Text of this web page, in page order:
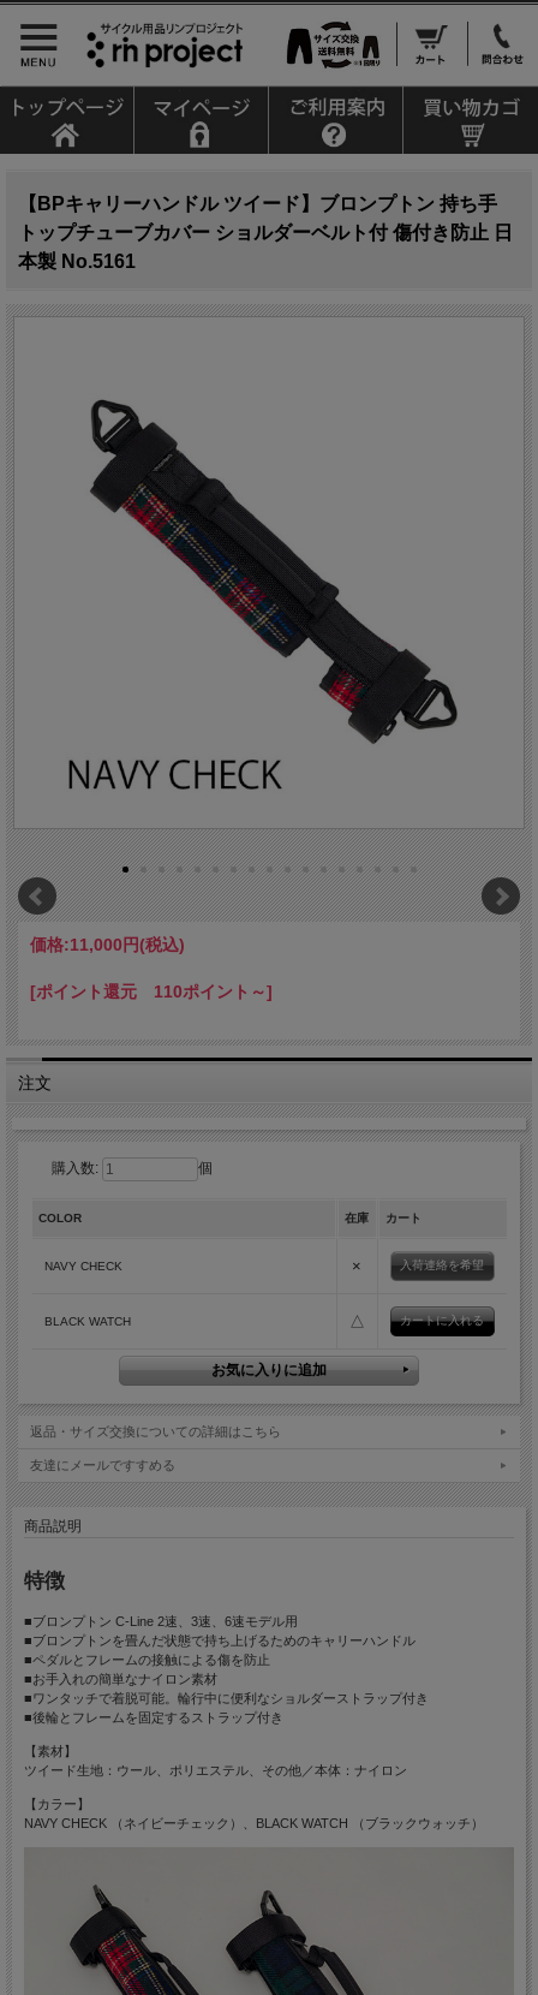
【BPキャリーハンドル ツイード】ブロンプトン 持ち手
トップチューブカバー ショルダーベルト付 傷付き防止 日
本製 No.5161
価格:11,000円(税込)
[ポイント還元 110ポイント～]
注文
購入数: 個
COLOR 在庫 カート
NAVY CHECK × 入荷連絡を希望
BLACK WATCH △
返品・サイズ交換についての詳細はこちら
友達にメールですすめる
商品説明
特徴
■ブロンプトン C-Line 2速、3速、6速モデル用
■ブロンプトンを畳んだ状態で持ち上げるためのキャリーハンドル
■ペダルとフレームの接触による傷を防止
■お手入れの簡単なナイロン素材
■ワンタッチで着脱可能。輪行中に便利なショルダーストラップ付き
■後輪とフレームを固定するストラップ付き
【素材】
ツイード生地：ウール、ポリエステル、その他／本体：ナイロン
【カラー】
NAVY CHECK （ネイビーチェック）、BLACK WATCH （ブラックウォッチ）